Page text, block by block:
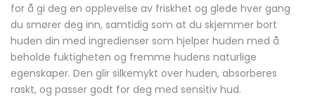
for å gi deg en opplevelse av friskhet og glede hver gang
du smører deg inn, samtidig som at du skjemmer bort
huden din med ingredienser som hjelper huden med å
beholde fuktigheten og fremme hudens naturlige
egenskaper. Den glir silkemykt over huden, absorberes
raskt, og passer godt for deg med sensitiv hud.